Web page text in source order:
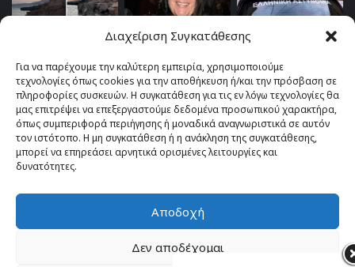
Διαχείριση Συγκατάθεσης
Για να παρέχουμε την καλύτερη εμπειρία, χρησιμοποιούμε
τεχνολογίες όπως cookies για την αποθήκευση ή/και την πρόσβαση σε
πληροφορίες συσκευών. Η συγκατάθεση για τις εν λόγω τεχνολογίες θα
μας επιτρέψει να επεξεργαστούμε δεδομένα προσωπικού χαρακτήρα,
όπως συμπεριφορά περιήγησης ή μοναδικά αναγνωριστικά σε αυτόν
τον ιστότοπο. Η μη συγκατάθεση ή η ανάκληση της συγκατάθεσης,
μπορεί να επηρεάσει αρνητικά ορισμένες λειτουργίες και
δυνατότητες.
Αποδοχή
Δεν αποδέχομαι
© Copyright 2026, All Rights Reserved |TOP fm 102.4